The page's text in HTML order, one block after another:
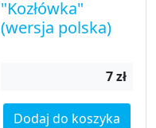
"Kozłówka"
(wersja polska)
7 zł
Dodaj do koszyka